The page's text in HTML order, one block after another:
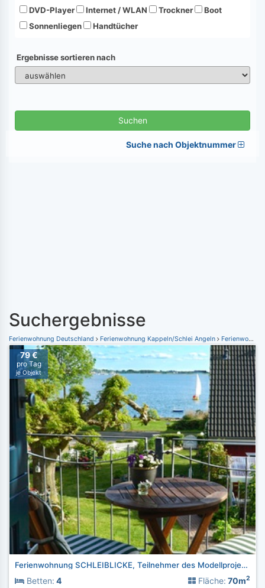
DVD-Player
Internet / WLAN Trockner
Boot
Sonnenliegen
Handtücher
Ergebnisse sortieren nach
Suchen
Suche nach Objektnummer
Suchergebnisse
Ferienwohnung Deutschland Ferienwohnung Kappeln/Schlei Angeln Ferienwohnung Maasholm
79 €
pro Tag
je Objekt
Ferienwohnung SCHLEIBLICKE, Teilnehmer des Modellprojektes
Betten: 4 Fläche: 70m2